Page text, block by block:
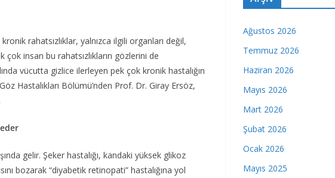
rahatsızlıklar, yalnızca ilgili organları değil,
insan bu rahatsızlıkların gözlerini de
vücutta gizlice ilerleyen pek çok kronik hastalığın
Hastalıkları Bölümü’nden Prof. Dr. Giray Ersöz,
gelir. Şeker hastalığı, kandaki yüksek glikoz
bozarak “diyabetik retinopati” hastalığına yol
Ağustos 2026
Temmuz 2026
Haziran 2026
Mayıs 2026
Mart 2026
Şubat 2026
Ocak 2026
Mayıs 2025